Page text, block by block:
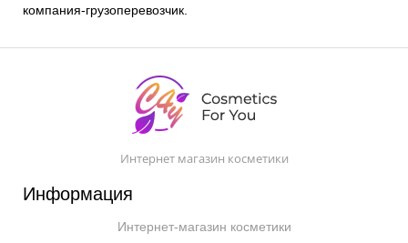
компания-грузоперевозчик.
Интернет магазин косметики
Информация
Интернет-магазин косметики